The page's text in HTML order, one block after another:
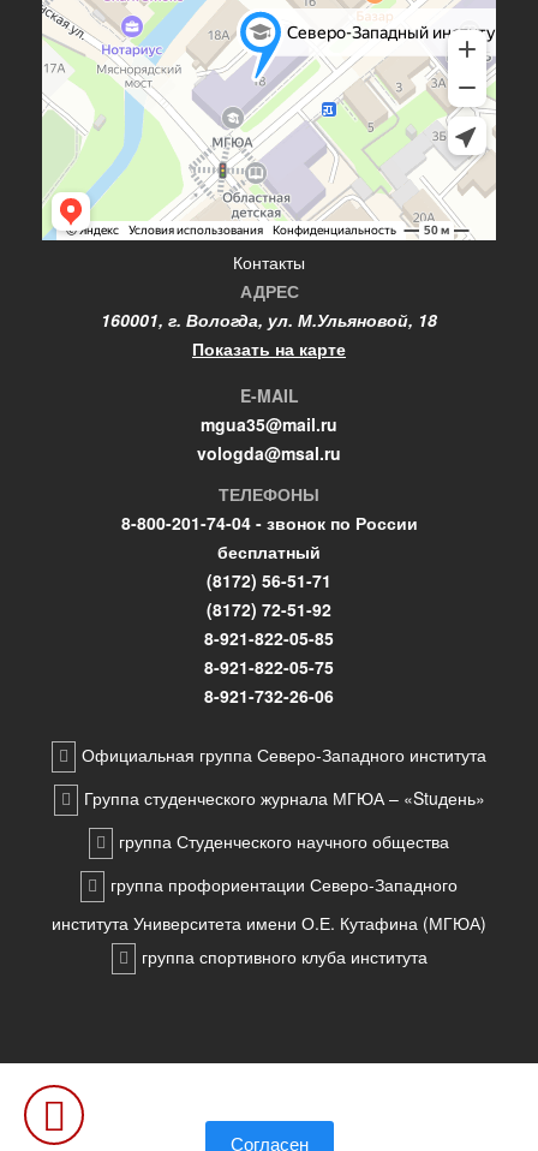
Контакты
АДРЕС
160001, г. Вологда, ул. М.Ульяновой, 18
Показать на карте
E-MAIL
mgua35@mail.ru
vologda@msal.ru
ТЕЛЕФОНЫ
8-800-201-74-04 - звонок по России
бесплатный
(8172) 56-51-71
(8172) 72-51-92
8-921-822-05-85
8-921-822-05-75
8-921-732-26-06
Официальная группа Северо-Западного института
Группа студенческого журнала МГЮА – «Stuдень»
группа Студенческого научного общества
группа профориентации Северо-Западного
института Университета имени О.Е. Кутафина (МГЮА)
группа спортивного клуба института
Согласен